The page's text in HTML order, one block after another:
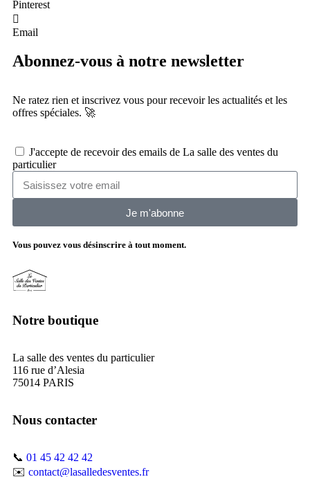
Pinterest
Email
Abonnez-vous à notre newsletter
Ne ratez rien et inscrivez vous pour recevoir les actualités et les
offres spéciales. 🚀​
J'accepte de recevoir des emails de La salle des ventes du
particulier
Je m'abonne
Vous pouvez vous désinscrire à tout moment.
Notre boutique
La salle des ventes du particulier
116 rue d’Alesia
75014 PARIS
Nous contacter
📞 01 45 42 42 42
✉️ contact@lasalledesventes.fr